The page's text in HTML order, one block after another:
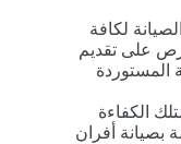
لكافة
على تقديم
المستوردة
الكفاءة
بصيانة أفران